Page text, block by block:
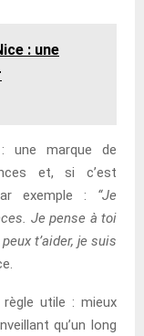
: une
une marque de
et, si c’est
exemple : “Je
Je pense à toi
t’aider, je suis
utile : mieux
qu’un long